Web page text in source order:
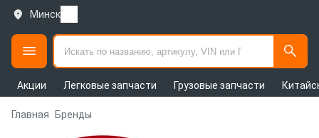
Минск
Акции Легковые запчасти Грузовые запчасти
Главная Бренды